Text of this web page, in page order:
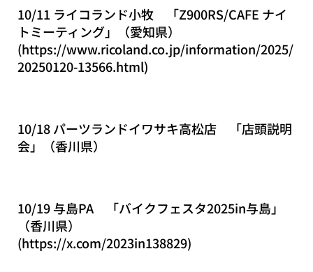
10/11 ライコランド小牧 「Z900RS/CAFE ナイ
トミーティング」（愛知県）
(https://www.ricoland.co.jp/information/2025/
20250120-13566.html)
10/18 パーツランドイワサキ高松店 「店頭説明
会」（香川県）
10/19 与島PA 「バイクフェスタ2025in与島」
（香川県）
(https://x.com/2023in138829)